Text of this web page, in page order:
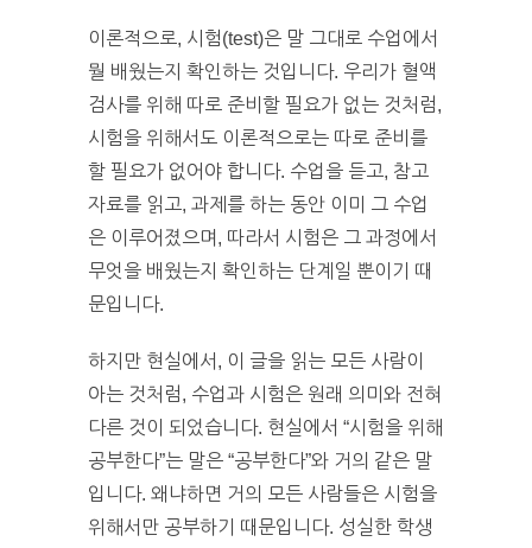
이론적으로, 시험(test)은 말 그대로 수업에서
뭘 배웠는지 확인하는 것입니다. 우리가 혈액
검사를 위해 따로 준비할 필요가 없는 것처럼,
시험을 위해서도 이론적으로는 따로 준비를
할 필요가 없어야 합니다. 수업을 듣고, 참고
자료를 읽고, 과제를 하는 동안 이미 그 수업
은 이루어졌으며, 따라서 시험은 그 과정에서
무엇을 배웠는지 확인하는 단계일 뿐이기 때
문입니다.
하지만 현실에서, 이 글을 읽는 모든 사람이
아는 것처럼, 수업과 시험은 원래 의미와 전혀
다른 것이 되었습니다. 현실에서 “시험을 위해
공부한다”는 말은 “공부한다”와 거의 같은 말
입니다. 왜냐하면 거의 모든 사람들은 시험을
위해서만 공부하기 때문입니다. 성실한 학생